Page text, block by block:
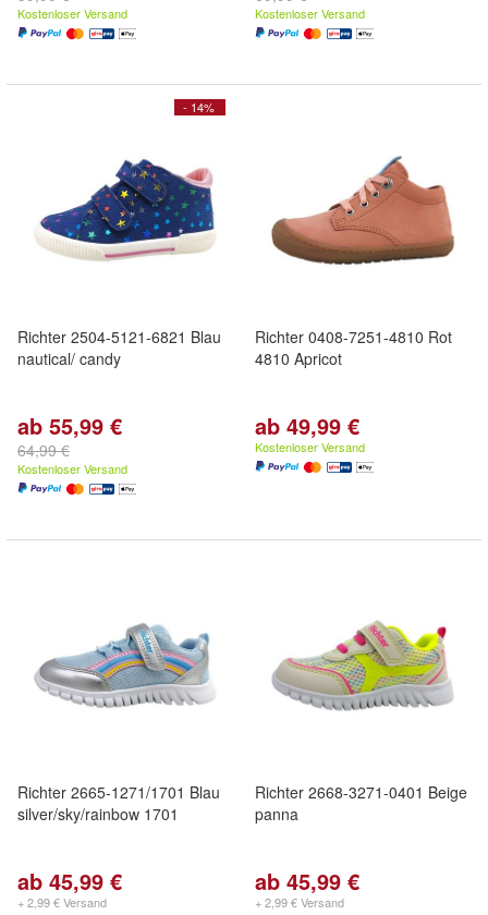
Kostenloser Versand Kostenloser Versand
- 14%
Richter 2504-5121-6821 Blau
nautical/ candy
ab 55,99 €
64,99 €
Kostenloser Versand
Richter 0408-7251-4810 Rot
4810 Apricot
ab 49,99 €
Kostenloser Versand
Richter 2665-1271/1701 Blau
silver/sky/rainbow 1701
ab 45,99 €
+ 2,99 € Versand
Richter 2668-3271-0401 Beige
panna
ab 45,99 €
+ 2,99 € Versand